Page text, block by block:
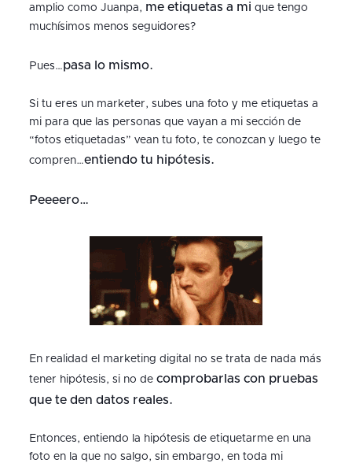
amplio como Juanpa, me etiquetas a mi que tengo
muchísimos menos seguidores?
Pues…pasa lo mismo.
Si tu eres un marketer, subes una foto y me etiquetas a
mi para que las personas que vayan a mi sección de
“fotos etiquetadas” vean tu foto, te conozcan y luego te
compren…entiendo tu hipótesis.
Peeeero…
En realidad el marketing digital no se trata de nada más
tener hipótesis, si no de comprobarlas con pruebas
que te den datos reales.
Entonces, entiendo la hipótesis de etiquetarme en una
foto en la que no salgo, sin embargo, en toda mi